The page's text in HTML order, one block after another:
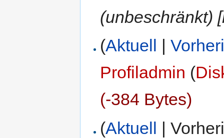
(unbeschränkt)
(Aktuell |
Profiladmin (
(-384 Bytes)
(Aktuell |